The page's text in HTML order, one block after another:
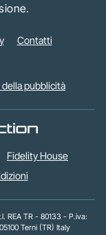
Contatti
pubblicità
Fidelity House
REA TR - 80133 - P.iva:
Terni (TR) Italy